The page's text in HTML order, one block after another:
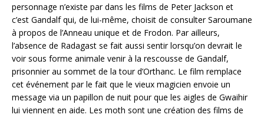
personnage n’existe par dans les films de Peter Jackson et
c’est Gandalf qui, de lui-même, choisit de consulter Saroumane
à propos de l’Anneau unique et de Frodon. Par ailleurs,
l’absence de Radagast se fait aussi sentir lorsqu’on devrait le
voir sous forme animale venir à la rescousse de Gandalf,
prisonnier au sommet de la tour d’Orthanc. Le film remplace
cet événement par le fait que le vieux magicien envoie un
message via un papillon de nuit pour que les aigles de Gwaihir
lui viennent en aide. Les moth sont une création des films de